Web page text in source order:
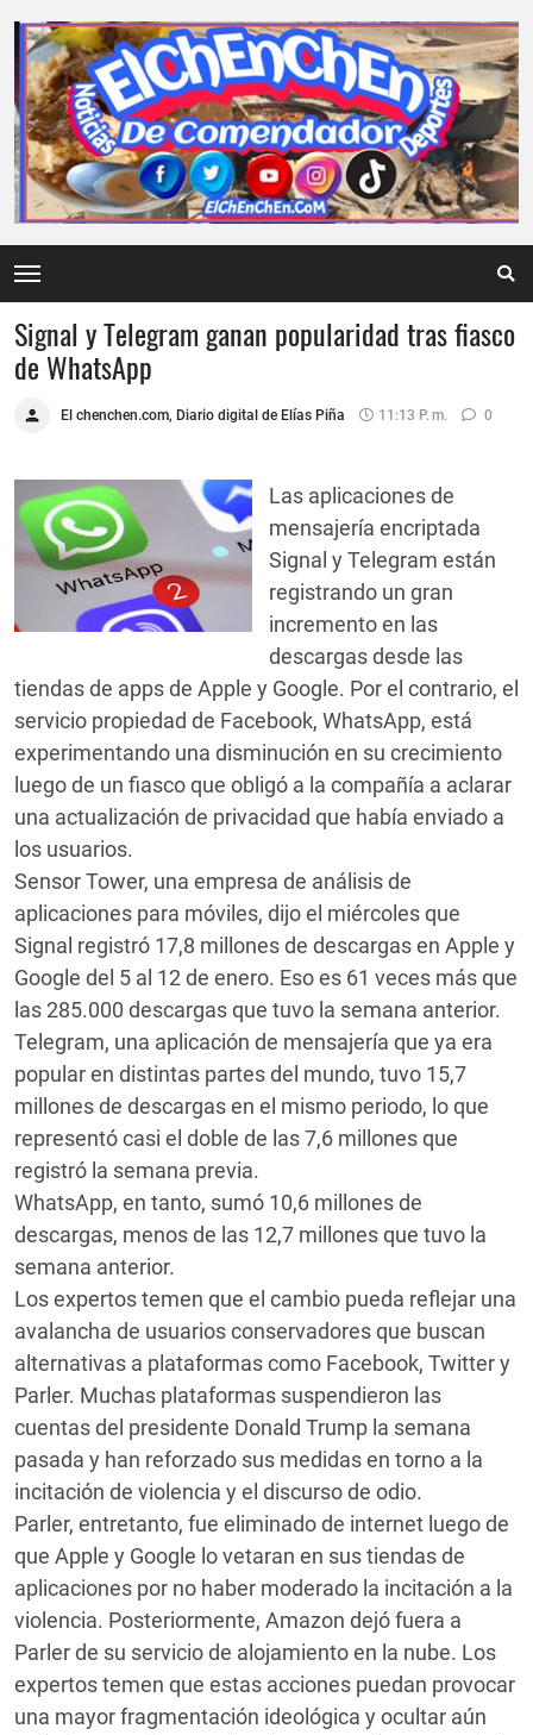
Signal y Telegram ganan popularidad tras fiasco
de WhatsApp
El chenchen.com, Diario digital de Elías Piña 11:13 P. M. 0
Las aplicaciones de
mensajería encriptada
Signal y Telegram están
registrando un gran
incremento en las
descargas desde las
tiendas de apps de Apple y Google. Por el contrario, el
servicio propiedad de Facebook, WhatsApp, está
experimentando una disminución en su crecimiento
luego de un fiasco que obligó a la compañía a aclarar
una actualización de privacidad que había enviado a
los usuarios.
Sensor Tower, una empresa de análisis de
aplicaciones para móviles, dijo el miércoles que
Signal registró 17,8 millones de descargas en Apple y
Google del 5 al 12 de enero. Eso es 61 veces más que
las 285.000 descargas que tuvo la semana anterior.
Telegram, una aplicación de mensajería que ya era
popular en distintas partes del mundo, tuvo 15,7
millones de descargas en el mismo periodo, lo que
representó casi el doble de las 7,6 millones que
registró la semana previa.
WhatsApp, en tanto, sumó 10,6 millones de
descargas, menos de las 12,7 millones que tuvo la
semana anterior.
Los expertos temen que el cambio pueda reflejar una
avalancha de usuarios conservadores que buscan
alternativas a plataformas como Facebook, Twitter y
Parler. Muchas plataformas suspendieron las
cuentas del presidente Donald Trump la semana
pasada y han reforzado sus medidas en torno a la
incitación de violencia y el discurso de odio.
Parler, entretanto, fue eliminado de internet luego de
que Apple y Google lo vetaran en sus tiendas de
aplicaciones por no haber moderado la incitación a la
violencia. Posteriormente, Amazon dejó fuera a
Parler de su servicio de alojamiento en la nube. Los
expertos temen que estas acciones puedan provocar
una mayor fragmentación ideológica y ocultar aún